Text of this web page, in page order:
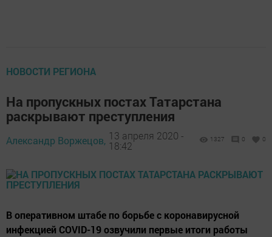
НОВОСТИ РЕГИОНА
На пропускных постах Татарстана
раскрывают преступления
Александр Воржецов, 13 апреля 2020 -
18:42
1327 0 0
В оперативном штабе по борьбе с коронавирусной
инфекцией COVID-19 озвучили первые итоги работы